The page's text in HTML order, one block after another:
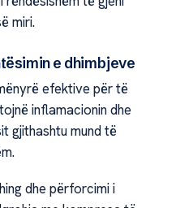
miri.
e dhimbjeve
efektive për të
inflamacionin dhe
gjithashtu mund të
dhe përforcimi i